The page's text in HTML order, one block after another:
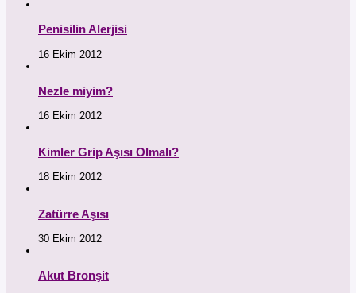
Penisilin Alerjisi
16 Ekim 2012
Nezle miyim?
16 Ekim 2012
Kimler Grip Aşısı Olmalı?
18 Ekim 2012
Zatürre Aşısı
30 Ekim 2012
Akut Bronşit